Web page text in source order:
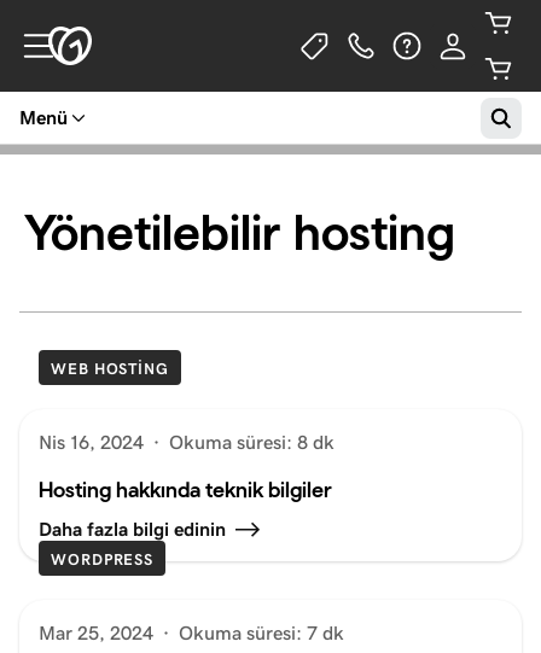
Menü
Yönetilebilir hosting
WEB HOSTING
Nis 16, 2024 · Okuma süresi: 8 dk
Hosting hakkında teknik bilgiler
Daha fazla bilgi edinin
WORDPRESS
Mar 25, 2024 · Okuma süresi: 7 dk